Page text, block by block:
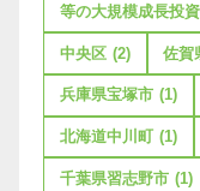
等の大規模成長投
中央区 (2) 佐賀
兵庫県宝塚市 (1)
北海道中川町 (1)
千葉県習志野市 (1)